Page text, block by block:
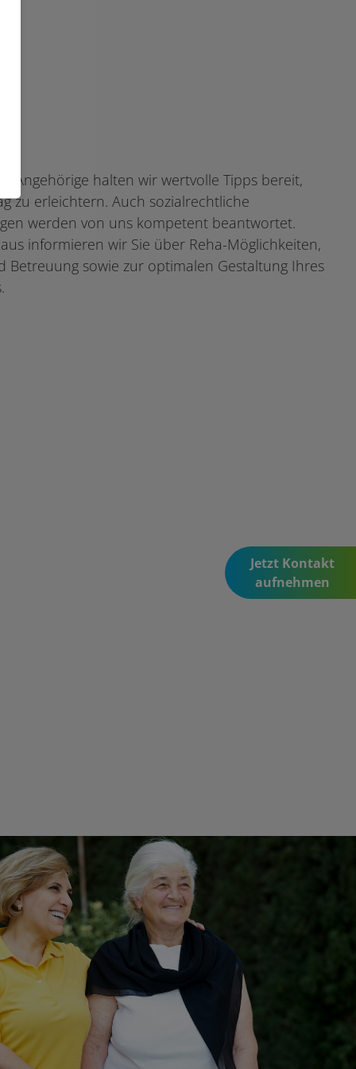
Angehörige halten wir wertvolle Tipps bereit,
zu erleichtern. Auch sozialrechtliche
werden von uns kompetent beantwortet.
informieren wir Sie über Reha-Möglichkeiten,
Betreuung sowie zur optimalen Gestaltung Ihres
Jetzt Kontakt
aufnehmen